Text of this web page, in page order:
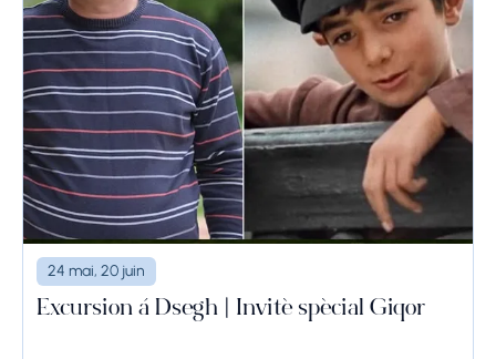
24 mai, 20 juin
Excursion à Dsegh | Invité spécial Giqor